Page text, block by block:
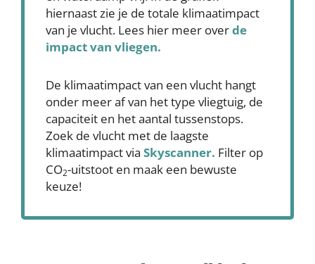
hiernaast zie je de totale klimaatimpact
van je vlucht. Lees hier meer overde
impact van vliegen.
De klimaatimpact van een vlucht hangt
onder meer af van het type vliegtuig, de
capaciteit en het aantal tussenstops.
Zoek de vlucht met de laagste
klimaatimpact via Skyscanner. Filter op
CO2-uitstoot en maak een bewuste
keuze!